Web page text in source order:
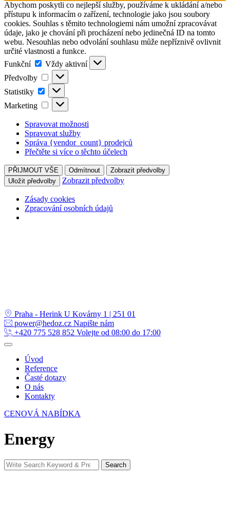
Abychom poskytli co nejlepší služby, používáme k ukládání a/nebo
přístupu k informacím o zařízení, technologie jako jsou soubory
cookies. Souhlas s těmito technologiemi nám umožní zpracovávat
údaje, jako je chování při procházení nebo jedinečná ID na tomto
webu. Nesouhlas nebo odvolání souhlasu může nepříznivě ovlivnit
určité vlastnosti a funkce.
Funkční
Funkční
Vždy aktivní
Předvolby
Předvolby
Statistiky Statistiky
Marketing Marketing
Spravovat možnosti
Spravovat služby
Správa {vendor_count} prodejců
Přečtěte si více o těchto účelech
PŘIJMOUT VŠE Odmítnout
Zobrazit předvolby
Uložit předvolby
Zobrazit předvolby
Zásady cookies
Zpracování osobních údajů
Praha - Herink U Kovárny 1 | 251 01
power@hedoz.cz Napište nám
+420 775 528 852 Volejte od 08:00 do 17:00
Úvod
Reference
Časté dotazy
O nás
Kontakty
CENOVÁ NABÍDKA
Energy
Search
for:
Search